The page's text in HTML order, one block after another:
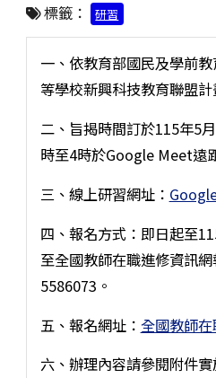
標籤： 研習
一、依教育部國民及學前
等學校新興科技教育聯盟計
二、旨揭時間訂於115年5
時至4時於Google Meet遠
三、線上研習網址：
四、報名方式：即日起至
至全國教師在職進修資訊網
5586073。
五、報名網址： 全國教師
六、辦理內容請參閱附件實